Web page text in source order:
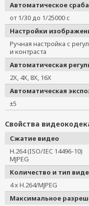
Автоматическое
от 1/30 до 1/25000 с
Настройки
Ручная настройка с
и контраста
Автоматическая
2X, 4X, 8X, 16X
Автоматическая
±5
Свойства
Сжатие видео
H.264 (ISO/IEC 14496-10)
MJPEG
Количество и тип
4 x H.264/MJPEG
Максимальное